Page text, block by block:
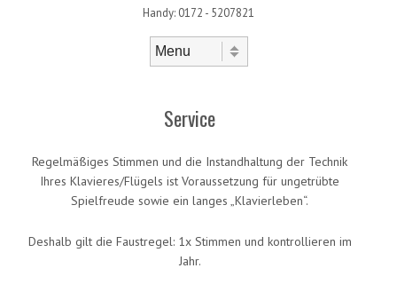
Handy: 0172 - 5207821
Service
Regelmäßiges Stimmen und die Instandhaltung der Technik
Ihres Klavieres/Flügels ist Voraussetzung für ungetrübte
Spielfreude sowie ein langes „Klavierleben“.
Deshalb gilt die Faustregel: 1x Stimmen und kontrollieren im
Jahr.